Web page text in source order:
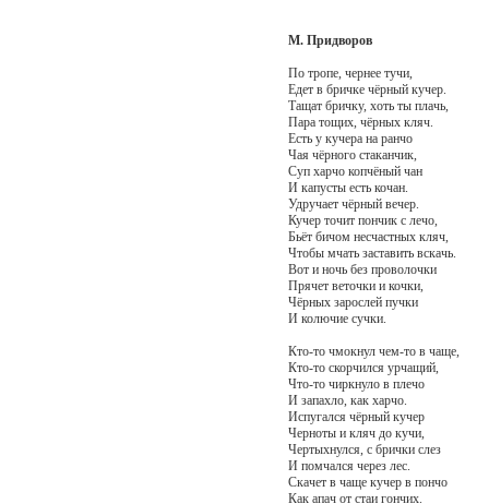
М. Придворов
По тропе, чернее тучи,
Едет в бричке чёрный кучер.
Тащат бричку, хоть ты плачь,
Пара тощих, чёрных кляч.
Есть у кучера на ранчо
Чая чёрного стаканчик,
Суп харчо копчёный чан
И капусты есть кочан.
Удручает чёрный вечер.
Кучер точит пончик с лечо,
Бьёт бичом несчастных кляч,
Чтобы мчать заставить вскачь.
Вот и ночь без проволочки
Прячет веточки и кочки,
Чёрных зарослей пучки
И колючие сучки.
Кто-то чмокнул чем-то в чаще,
Кто-то скорчился урчащий,
Что-то чиркнуло в плечо
И запахло, как харчо.
Испугался чёрный кучер
Черноты и кляч до кучи,
Чертыхнулся, с брички слез
И помчался через лес.
Скачет в чаще кучер в пончо
Как апач от стаи гончих.